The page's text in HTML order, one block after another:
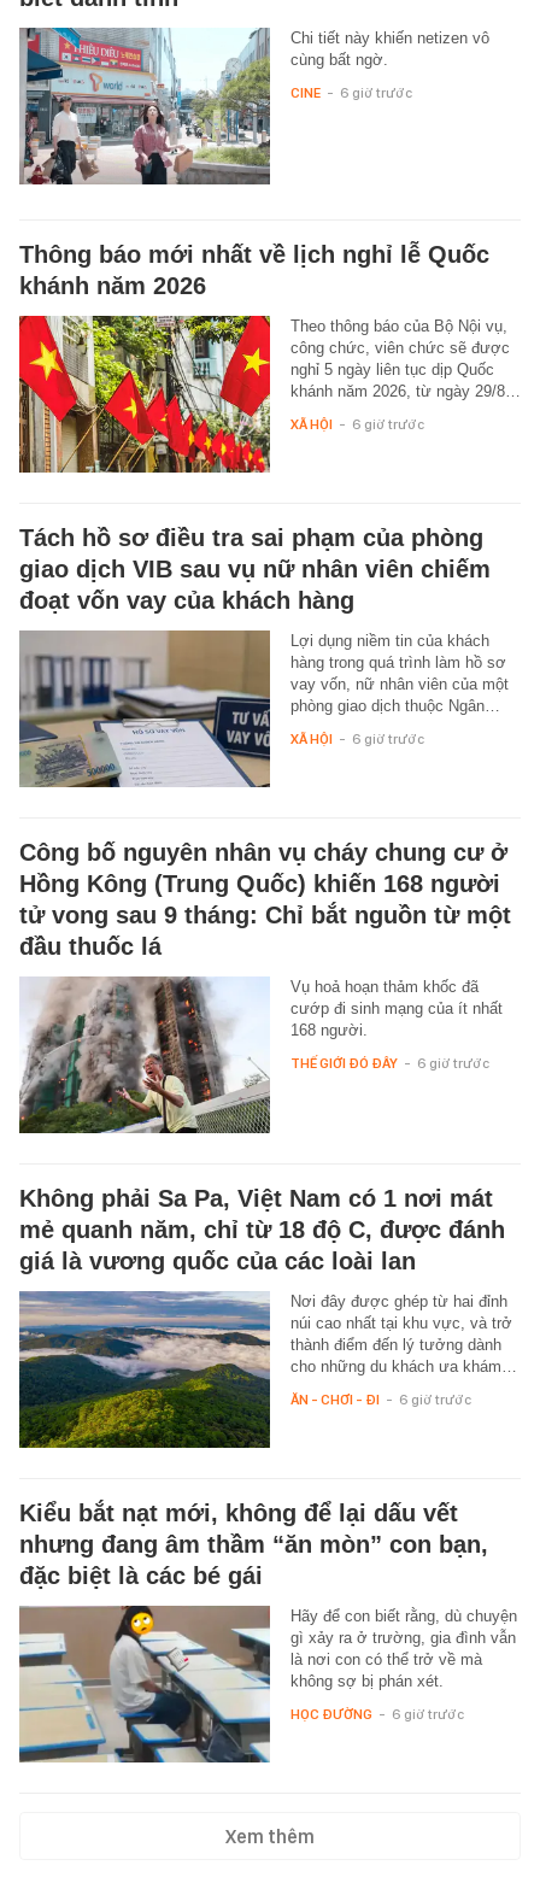
Chi tiết này khiến netizen vô
cùng bất ngờ.
CINE - 6 giờ trước
Thông báo mới nhất về lịch nghỉ lễ Quốc
khánh năm 2026
Theo thông báo của Bộ Nội vụ,
công chức, viên chức sẽ được
nghỉ 5 ngày liên tục dịp Quốc
khánh năm 2026, từ ngày 29/8…
XÃ HỘI - 6 giờ trước
Tách hồ sơ điều tra sai phạm của phòng
giao dịch VIB sau vụ nữ nhân viên chiếm
đoạt vốn vay của khách hàng
Lợi dụng niềm tin của khách
hàng trong quá trình làm hồ sơ
vay vốn, nữ nhân viên của một
phòng giao dịch thuộc Ngân…
XÃ HỘI - 6 giờ trước
Công bố nguyên nhân vụ cháy chung cư ở
Hồng Kông (Trung Quốc) khiến 168 người
tử vong sau 9 tháng: Chỉ bắt nguồn từ một
đầu thuốc lá
Vụ hoả hoạn thảm khốc đã
cướp đi sinh mạng của ít nhất
168 người.
THẾ GIỚI ĐÓ ĐÂY - 6 giờ trước
Không phải Sa Pa, Việt Nam có 1 nơi mát
mẻ quanh năm, chỉ từ 18 độ C, được đánh
giá là vương quốc của các loài lan
Nơi đây được ghép từ hai đỉnh
núi cao nhất tại khu vực, và trở
thành điểm đến lý tưởng dành
cho những du khách ưa khám…
ĂN - CHƠI - ĐI - 6 giờ trước
Kiểu bắt nạt mới, không để lại dấu vết
nhưng đang âm thầm “ăn mòn” con bạn,
đặc biệt là các bé gái
Hãy để con biết rằng, dù chuyện
gì xảy ra ở trường, gia đình vẫn
là nơi con có thể trở về mà
không sợ bị phán xét.
HỌC ĐƯỜNG - 6 giờ trước
Xem thêm